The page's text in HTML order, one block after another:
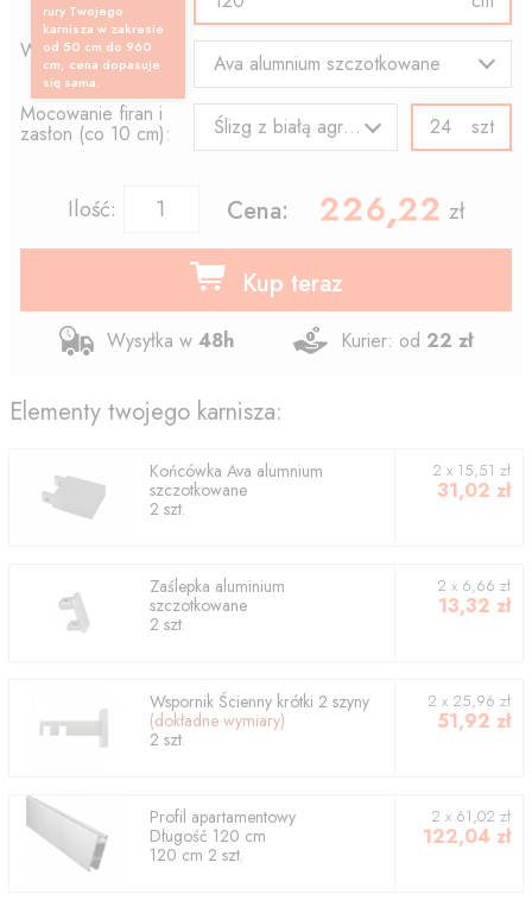
Wzór końcówki:
Ava alumnium szczotkowane
Mocowanie firan i
zasłon (co 10 cm): Ślizg z białą agrafką szt
Ilość: Cena: , zł
Kup teraz
Wysyłka w 48h Kurier: od 22 zł
rury Twojego
karnisza w zakresie
od 50 cm do 960
cm, cena dopasuje
się sama.
Elementy twojego karnisza:
Końcówka Ava alumnium
szczotkowane
2 szt.
2 x 15,51 zł
31,02 zł
Zaślepka aluminium
szczotkowane
2 szt.
2 x 6,66 zł
13,32 zł
Wspornik Ścienny krótki 2 szyny
(dokładne wymiary)
2 szt.
2 x 25,96 zł
51,92 zł
Profil apartamentowy
Długość 120 cm
120 cm 2 szt.
2 x 61,02 zł
122,04 zł